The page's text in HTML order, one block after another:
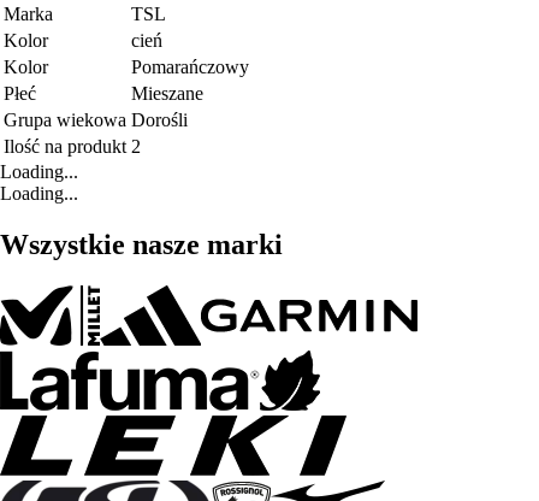
Marka
TSL
Kolor
cień
Kolor
Pomarańczowy
Płeć
Mieszane
Grupa wiekowa Dorośli
Ilość na produkt 2
Loading...
Loading...
Wszystkie nasze marki